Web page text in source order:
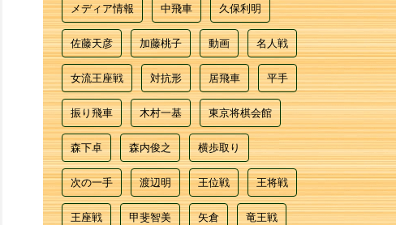
メディア情報 中飛車 久保利明
佐藤天彦 加藤桃子 動画 名人戦
女流王座戦 対抗形 居飛車 平手
振り飛車 木村一基 東京将棋会館
森下卓 森内俊之 横歩取り
次の一手 渡辺明 王位戦 王将戦
王座戦 甲斐智美 矢倉 竜王戦